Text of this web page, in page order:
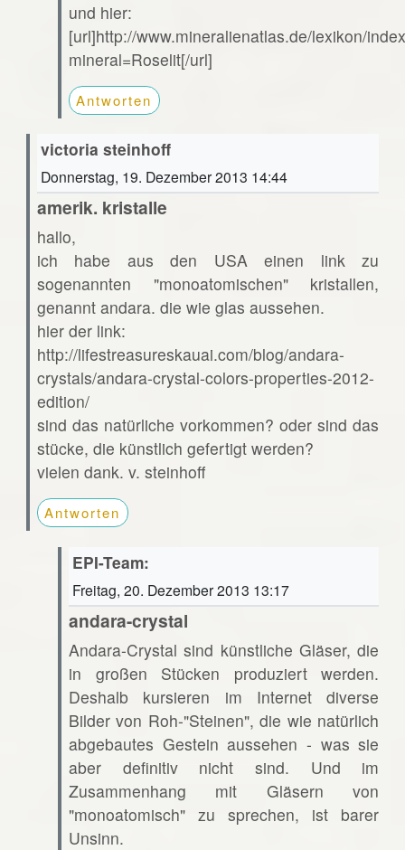
und hier:
[url]http://www.mineralienatlas.de/lexikon/
mineral=Roselit[/url]
Antworten
victoria steinhoff
Donnerstag, 19. Dezember 2013 14:44
amerik. kristalle
hallo,
ich habe aus den USA einen link zu
sogenannten "monoatomischen" kristallen,
genannt andara. die wie glas aussehen.
hier der link:
http://lifestreasureskauai.com/blog/andara-
crystals/andara-crystal-colors-properties-2012-
edition/
sind das natürliche vorkommen? oder sind das
stücke, die künstlich gefertigt werden?
vielen dank. v. steinhoff
Antworten
EPI-Team:
Freitag, 20. Dezember 2013 13:17
andara-crystal
Andara-Crystal sind künstliche Gläser, die
in großen Stücken produziert werden.
Deshalb kursieren im Internet diverse
Bilder von Roh-"Steinen", die wie natürlich
abgebautes Gestein aussehen - was sie
aber definitiv nicht sind. Und im
Zusammenhang mit Gläsern von
"monoatomisch" zu sprechen, ist barer
Unsinn.